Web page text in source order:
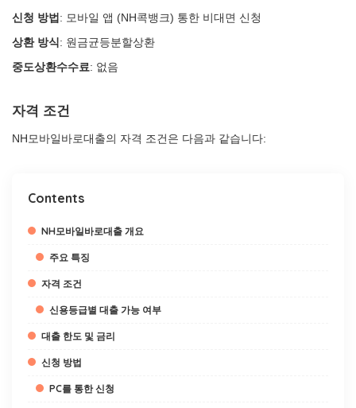
신청 방법 : 모바일 앱 (NH콕뱅크) 통한 비대면 신청
상환 방식: 원금균등분할상환
중도상환수수료: 없음
자격 조건
NH모바일바로대출의 자격 조건은 다음과 같습니다:
Contents
NH모바일바로대출 개요
주요 특징
자격 조건
신용등급별 대출 가능 여부
대출 한도 및 금리
신청 방법
PC를 통한 신청